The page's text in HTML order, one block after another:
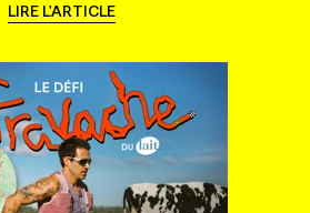
LIRE L'ARTICLE